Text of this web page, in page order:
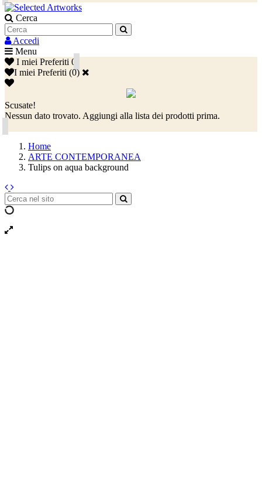
Cerca
Accedi
Menu
I miei Preferiti 0
I miei Preferiti (0)
Scusate!
Nessun dato trovato. Aggiungi alla lista dei prodotti prima.
Home
ARTE CONTEMPORANEA
Tulips on aqua background